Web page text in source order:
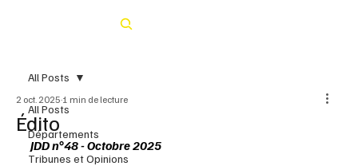
All Posts
Départements
Tribunes et Opinions
All Posts
Édito
2 oct. 2025 1 min de lecture
JDD n°48 - Octobre 2025